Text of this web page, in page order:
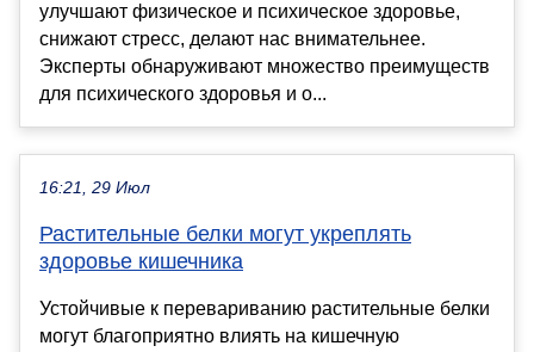
улучшают физическое и психическое здоровье,
снижают стресс, делают нас внимательнее.
Эксперты обнаруживают множество преимуществ
для психического здоровья и о...
16:21, 29 Июл
Растительные белки могут укреплять
здоровье кишечника
Устойчивые к перевариванию растительные белки
могут благоприятно влиять на кишечную